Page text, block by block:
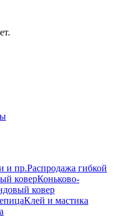
и пр.Распродажа гибкой
коверКоньково-
ковер
Клей и мастика